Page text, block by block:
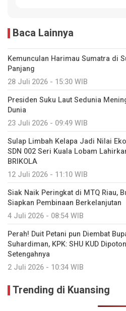
Baca Lainnya
Kemunculan Harimau Sumatra di
Panjang
28 Juli 2026 - 15:30 WIB
Presiden Suku Laut Sedunia
Dunia
23 Juli 2026 - 09:49 WIB
Sulap Limbah Kelapa Jadi Nilai
SDN 002 Seri Kuala Lobam
BRIKOLA
12 Juli 2026 - 11:10 WIB
Siak Naik Peringkat di MTQ Riau,
Siapkan Pembinaan Berkelanjutan
4 Juli 2026 - 08:54 WIB
Perah! Duit Petani pun Diembat
Suhardiman, KPK: SHU KUD
Setengahnya
2 Juli 2026 - 10:34 WIB
Trending di Kuansing